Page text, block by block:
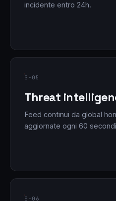
incidente entro 24h.
S-05
Threat
Feed continui da global
aggiornate ogni 60
S-06